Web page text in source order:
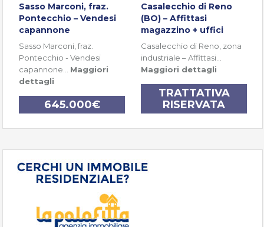
Sasso Marconi, fraz.
Pontecchio – Vendesi
capannone
Sasso Marconi, fraz.
Pontecchio - Vendesi
capannone… Maggiori
dettagli
645.000€
Casalecchio di Reno
(BO) – Affittasi
magazzino + uffici
Casalecchio di Reno, zona
industriale – Affittasi…
Maggiori dettagli
TRATTATIVA
RISERVATA